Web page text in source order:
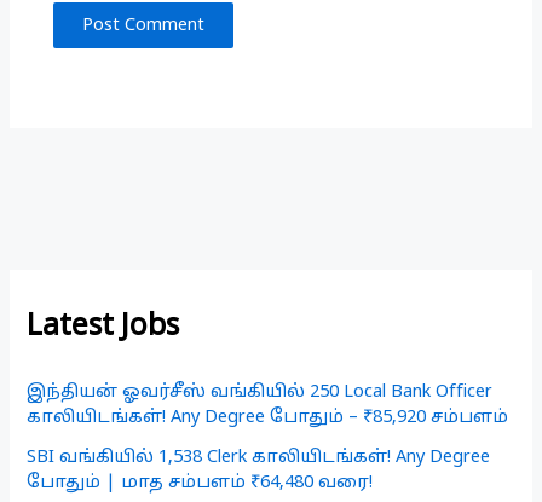
Latest Jobs
இந்தியன் ஓவர்சீஸ் வங்கியில் 250 Local Bank Officer
காலியிடங்கள்! Any Degree போதும் – ₹85,920 சம்பளம்
SBI வங்கியில் 1,538 Clerk காலியிடங்கள்! Any Degree
போதும் | மாத சம்பளம் ₹64,480 வரை!